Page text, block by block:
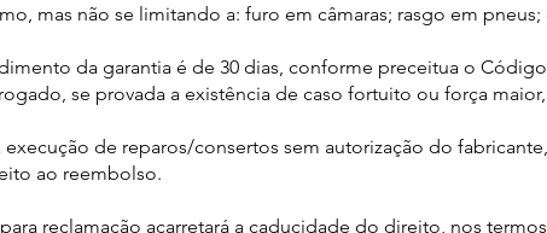
mas não se limitando a: furo em câmaras; rasgo em
da garantia é de 30 dias, conforme preceitua o
se provada a existência de caso fortuito ou força
de reparos/consertos sem autorização do
ao reembolso.
reclamação acarretará a caducidade do direito, nos